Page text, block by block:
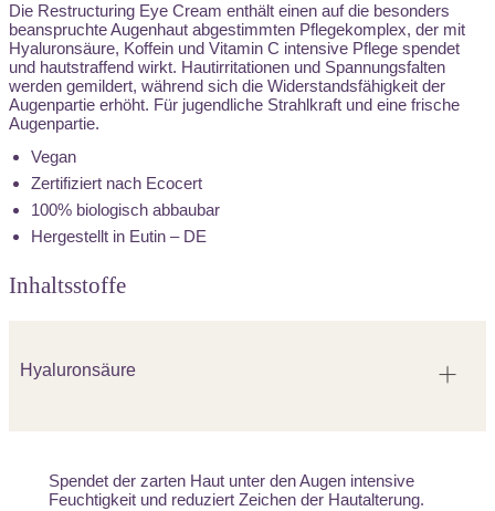
Die Restructuring Eye Cream enthält einen auf die besonders
beanspruchte Augenhaut abgestimmten Pflegekomplex, der mit
Hyaluronsäure, Koffein und Vitamin C intensive Pflege spendet
und hautstraffend wirkt. Hautirritationen und Spannungsfalten
werden gemildert, während sich die Widerstandsfähigkeit der
Augenpartie erhöht. Für jugendliche Strahlkraft und eine frische
Augenpartie.
Vegan
Zertifiziert nach Ecocert
100% biologisch abbaubar
Hergestellt in Eutin – DE
Inhaltsstoffe
Hyaluronsäure
Spendet der zarten Haut unter den Augen intensive
Feuchtigkeit und reduziert Zeichen der Hautalterung.